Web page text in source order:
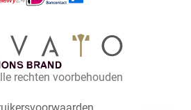
rechten voorbehouden